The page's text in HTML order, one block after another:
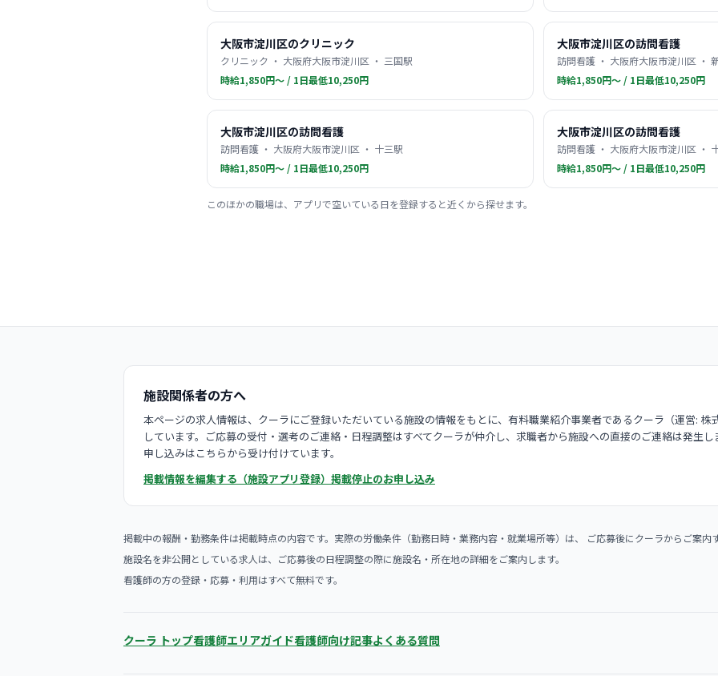
大阪市淀川区のクリニック
クリニック ・ 大阪府大阪市淀川区 ・ 三国駅
時給1,850円〜 / 1日最低10,250円
大阪市淀川区の訪問看護
訪問看護 ・ 大阪府大阪市淀川区 ・
時給1,850円〜 / 1日最低10,250円
大阪市淀川区の訪問看護
訪問看護 ・ 大阪府大阪市淀川区 ・ 十三駅
時給1,850円〜 / 1日最低10,250円
大阪市淀川区の訪問看護
訪問看護 ・ 大阪府大阪市淀川区 ・
時給1,850円〜 / 1日最低10,250円
このほかの職場は、アプリで空いている日を登録すると近くから探せます。
施設関係者の方へ
本ページの求人情報は、クーラにご登録いただいている施設の情報をもとに、有料職業紹介事業者であるクーラ（運営:
しています。ご応募の受付・選考のご連絡・日程調整はすべてクーラが仲介し、求職者から施設への直接のご連絡は発生
申し込みはこちらから受け付けています。
掲載情報を編集する（施設アプリ登録） 掲載停止のお申し込み
掲載中の報酬・勤務条件は掲載時点の内容です。実際の労働条件（勤務日時・業務内容・就業場所等）は、 ご応募後にクーラからご案内
施設名を非公開としている求人は、ご応募後の日程調整の際に施設名・所在地の詳細をご案内します。
看護師の方の登録・応募・利用はすべて無料です。
クーラ トップ看護師エリアガイド看護師向け記事よくある質問